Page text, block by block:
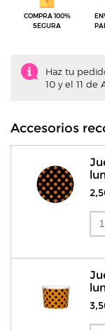
COMPRA 100%
SEGURA
Haz tu
10 y el 11 de
Accesorios